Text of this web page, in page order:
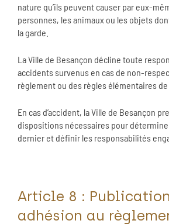
nature qu’ils peuvent causer par eux-
personnes, les animaux ou les objets
la garde.
La Ville de Besançon décline toute
accidents survenus en cas de non-
règlement ou des règles élémentaires de
En cas d’accident, la Ville de Besançon
dispositions nécessaires pour
dernier et définir les responsabilités
Article 8 :
adhésion au